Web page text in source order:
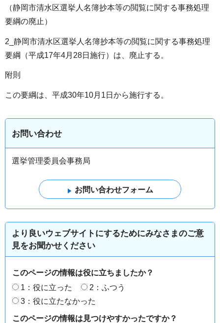
（静岡市清水区選挙人名簿抄本等の閲覧に関する事務処理
要綱の廃止）
2_静岡市清水区選挙人名簿抄本等の閲覧に関する事務処理
要綱（平成17年4月28日施行）は、廃止する。
附則
この要綱は、平成30年10月1日から施行する。
お問い合わせ
選挙管理委員会事務局
より良いウェブサイトにするためにみなさまのご意
見をお聞かせください
このページの情報は役に立ちましたか？
1：役に立った
2：ふつう
3：役に立たなかった
このページの情報は見つけやすかったですか？